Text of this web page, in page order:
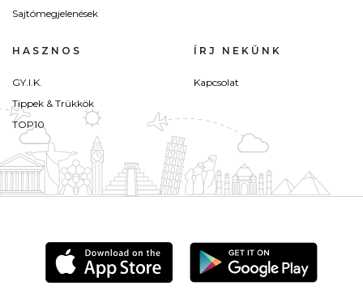
Sajtómegjelenések
HASZNOS
GY.I.K.
Tippek & Trükkök
TOP10
ÍRJ NEKÜNK
Kapcsolat